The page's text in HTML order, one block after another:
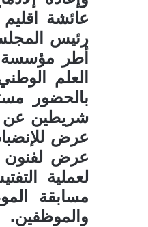
عائشة
رئيس
أطر مؤسسة
العلم
بالحضور
شريطين عن
عرض
عرض لفنون
لعملية
مسابقة
والموظفين.